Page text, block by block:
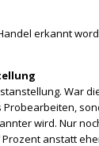
erkannt
War
wird. Nur
anstatt